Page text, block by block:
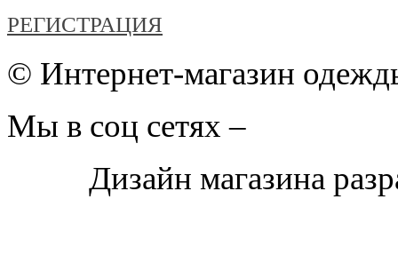
РЕГИСТРАЦИЯ
© Интернет-магазин
Мы в соц сетях –
Дизайн магазина